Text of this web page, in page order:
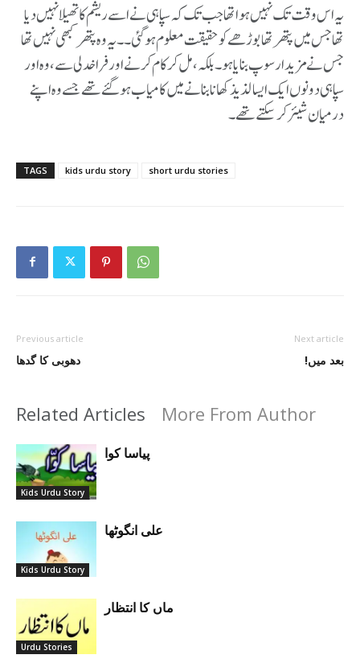
یہ اس وقت تک نہیں ہوا تھا جب تک کہ سپاہی نے اسے ریشم کا تھیلا نہیں دیا
تھا جس میں پتھر تھا بوڑھے کو حقیقت معلوم ہو گئی۔ ۔ یہ وہ پتھر کبھی نہیں تھا
جس نے مزیدار سوپ بنایا ہو۔ بلکہ، مل کر کام کرنے اور فراخدلی سے، وہ اور
سپاہی دونوں ایک ایسا لذیذ کھانا بنانے میں کامیاب ہو گئے تھے جسے وہ اپنے
درمیان شیئر کر سکتے تھے۔
TAGS kids urdu story short urdu stories
Previous article
دھوبی کا گدھا
Next article
!بعد میں
Related Articles More From Author
Kids Urdu Story
پیاسا کوا
Kids Urdu Story
علی انگوٹھا
Urdu Stories
ماں کا انتظار